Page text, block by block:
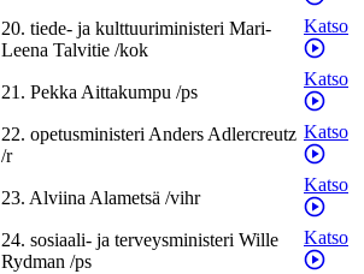
20. tiede- ja kulttuuriministeri Mari-
Leena Talvitie /kok
Katso
21. PekkaAittakumpu /ps
Katso
22. opetusministeriAndersAdlercreutz
/r
Katso
23. AlviinaAlametsä /vihr
Katso
24. sosiaali- ja terveysministeri Wille
Rydman /ps
Katso